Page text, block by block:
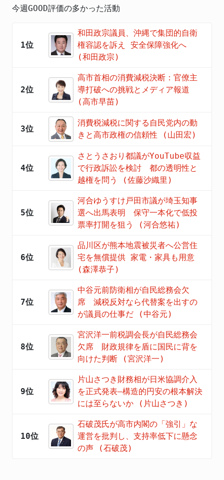
今週GOOD評価の多かった活動
1位
和田政宗議員、沖縄で集団的自衛
権容認を訴え 安全保障強化へ
(和田政宗)
2位
高市首相の消費減税決断：官僚主
導打破への挑戦とメディア報道
(高市早苗)
3位
消費税減税に関する自民党内の動
きと高市政権の信頼性 (山田宏)
4位
さとうさおり都議がYouTube収益
で行政訴訟を検討 都の透明性と
越権を問う (佐藤沙織里)
5位
河合ゆうすけ戸田市議が埼玉知事
選へ出馬表明 保守一本化で低投
票率打開を狙う (河合悠祐)
6位
品川区が熊本地震被災者へ公営住
宅を無償提供 家電・家具も用意
(森澤恭子)
7位
中谷元前防衛相が自民総務会欠
席 減税反対なら代替案を出すの
が議員の仕事だ (中谷元)
8位
宮沢洋一前税調会長が自民総務会
欠席 財政規律を盾に国民に背を
向けた判断 (宮沢洋一)
9位
片山さつき財務相が日米協調介入
を正式発表―構造的円安の根本解決
には至らないか (片山さつき)
10位
石破茂氏が高市内閣の「強引」な
運営を批判し、支持率低下に懸念
の声 (石破茂)